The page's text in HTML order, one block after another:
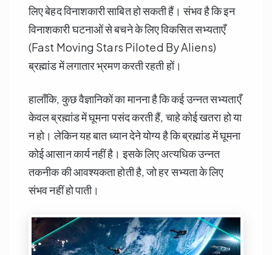
लिए बेहद विनाशकारी साबित हो सकती हैं। संभव है कि इन
विनाशकारी घटनाओं से बचने के लिए विकसित सभ्यताएँ
(Fast Moving Stars Piloted By Aliens)
ब्रह्मांड में लगातार भ्रमण करती रहती हों।
हालाँकि, कुछ वैज्ञानिकों का मानना है कि कई उन्नत सभ्यताएँ
केवल ब्रह्मांड में घूमना पसंद करती हैं, चाहे कोई खतरा हो या
न हो। लेकिन यह बात ध्यान देने योग्य है कि ब्रह्मांड में घूमना
कोई आसान कार्य नहीं है। इसके लिए अत्यधिक उन्नत
तकनीक की आवश्यकता होती है, जो हर सभ्यता के लिए
संभव नहीं हो पाती।